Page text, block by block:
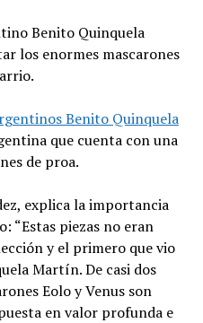
Benito Quinquela
los enormes mascarones
Benito Quinquela
que cuenta con una
de proa.
explica la importancia
“Estas piezas no eran
y el primero que vio
Martín. De casi dos
Eolo y Venus son
en valor profunda e